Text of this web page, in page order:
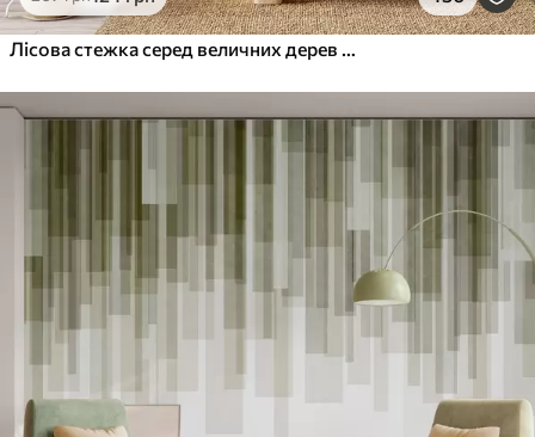
Лісова стежка серед величних дерев у стилі акварелі